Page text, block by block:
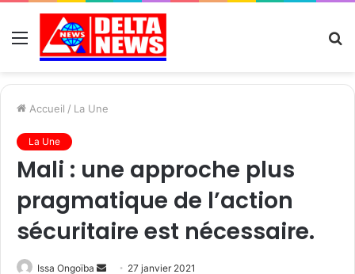
Menu
Accueil / La Une
La Une
Mali : une approche plus
pragmatique de l’action
sécuritaire est nécessaire.
Issa Ongoïba
Send 27 janvier 2021